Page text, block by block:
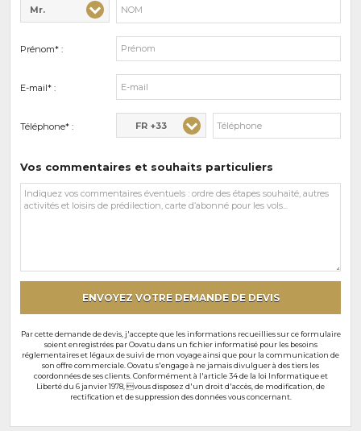
Civilité* :
Mr.
Nom* :
Prénom* :
E-mail* :
Téléphone* : FR +33
Vos commentaires et souhaits particuliers
Vos
commentaires
ENVOYEZ VOTRE DEMANDE DE DEVIS
Par cette demande de devis, j'accepte que les informations recueillies sur ce formulaire
soient enregistrées par Oovatu dans un fichier informatisé pour les besoins
réglementaires et légaux de suivi de mon voyage ainsi que pour la communication de
son offre commerciale. Oovatu s'engage à ne jamais divulguer à des tiers les
coordonnées de ses clients. Conformément à l'article 34 de la loi Informatique et
Liberté du 6 janvier 1978, vous disposez d'un droit d'accès, de modification, de
rectification et de suppression des données vous concernant.